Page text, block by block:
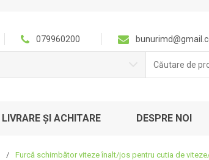
079960200
pentru:
LIVRARE ȘI ACHITARE DESPRE NOI
/ Furcă schimbător viteze înalt/jos pentru cutia de